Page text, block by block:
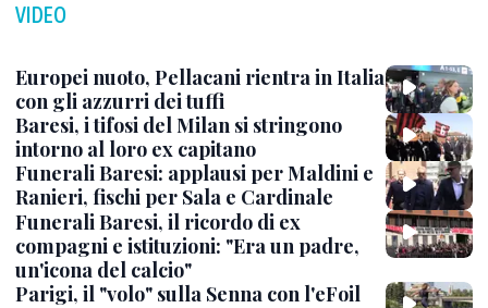
VIDEO
Europei nuoto, Pellacani rientra in Italia
con gli azzurri dei tuffi
Baresi, i tifosi del Milan si stringono
intorno al loro ex capitano
Funerali Baresi: applausi per Maldini e
Ranieri, fischi per Sala e Cardinale
Funerali Baresi, il ricordo di ex
compagni e istituzioni: "Era un padre,
un'icona del calcio"
Parigi, il "volo" sulla Senna con l'eFoil